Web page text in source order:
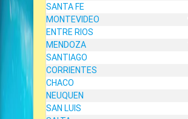
SANTA FE
MONTEVIDEO
ENTRE RIOS
MENDOZA
SANTIAGO
CORRIENTES
CHACO
NEUQUEN
SAN LUIS